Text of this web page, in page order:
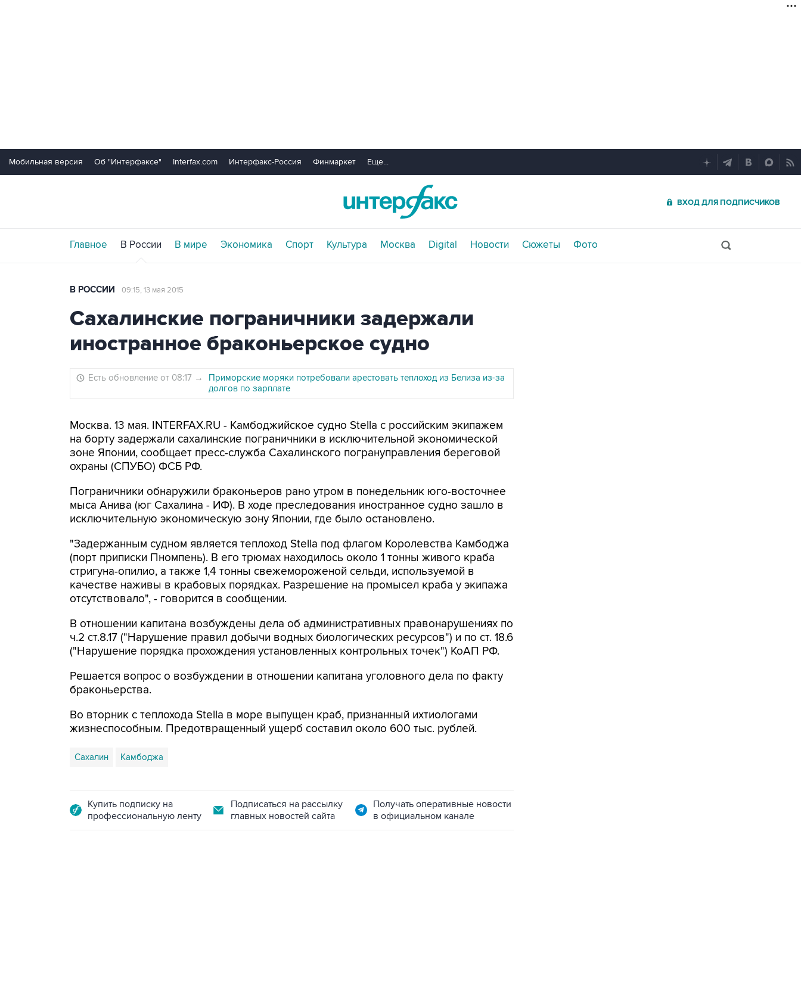
Мобильная версия Об "Интерфаксе" Interfax.com Интерфакс-Россия Финмаркет Еще...
ВХОД ДЛЯ ПОДПИСЧИКОВ
Главное В России В мире Экономика Спорт Культура Москва Digital Новости Сюжеты Фото
В РОССИИ 09:15, 13 мая 2015
Сахалинские пограничники задержали
иностранное браконьерское судно
Есть обновление от 08:17 →
Приморские моряки потребовали арестовать теплоход из Белиза из-за
долгов по зарплате
Москва. 13 мая. INTERFAX.RU - Камбоджийское судно Stella с российским экипажем
на борту задержали сахалинские пограничники в исключительной экономической
зоне Японии, сообщает пресс-служба Сахалинского погрануправления береговой
охраны (СПУБО) ФСБ РФ.
Пограничники обнаружили браконьеров рано утром в понедельник юго-восточнее
мыса Анива (юг Сахалина - ИФ). В ходе преследования иностранное судно зашло в
исключительную экономическую зону Японии, где было остановлено.
"Задержанным судном является теплоход Stella под флагом Королевства Камбоджа
(порт приписки Пномпень). В его трюмах находилось около 1 тонны живого краба
стригуна-опилио, а также 1,4 тонны свежемороженой сельди, используемой в
качестве наживы в крабовых порядках. Разрешение на промысел краба у экипажа
отсутствовало", - говорится в сообщении.
В отношении капитана возбуждены дела об административных правонарушениях по
ч.2 ст.8.17 ("Нарушение правил добычи водных биологических ресурсов") и по ст. 18.6
("Нарушение порядка прохождения установленных контрольных точек") КоАП РФ.
Решается вопрос о возбуждении в отношении капитана уголовного дела по факту
браконьерства.
Во вторник с теплохода Stella в море выпущен краб, признанный ихтиологами
жизнеспособным. Предотвращенный ущерб составил около 600 тыс. рублей.
Сахалин Камбоджа
Купить подписку на
профессиональную ленту
Подписаться на рассылку
главных новостей сайта
Получать оперативные новости
в официальном канале